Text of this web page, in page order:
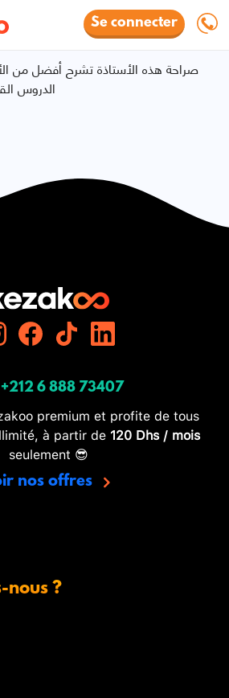
Se connecter
صراحة هذه الأستاذة تشرح أفضل من
الدروس
+212 6 888 73407
premium et profite de tous
à partir de 120 Dhs / mois
seulement 😎
nos offres
nous ?